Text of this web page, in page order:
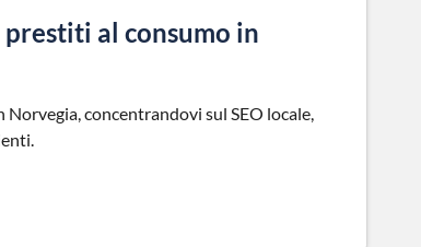
al consumo in
concentrandovi sul SEO locale,